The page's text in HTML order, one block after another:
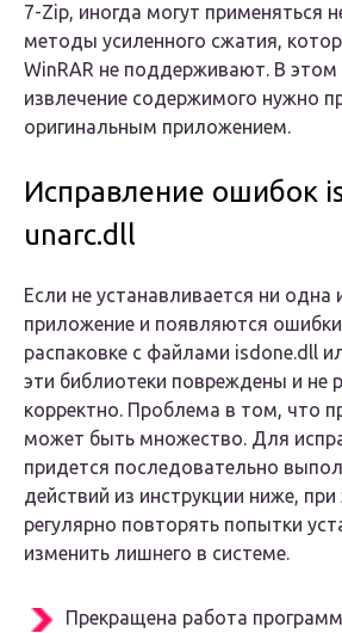
7-Zip, иногда могут применяться
методы усиленного сжатия,
WinRAR не поддерживают. В этом
извлечение содержимого нужно
оригинальным приложением.
Исправление ошибок
unarc.dll
Если не устанавливается ни одна
приложение и появляются
распаковке с файлами isdone.dll
эти библиотеки повреждены и не
корректно. Проблема в том, что
может быть множество. Для
придется последовательно
действий из инструкции ниже,
регулярно повторять попытки
изменить лишнего в системе.
Прекращена работа